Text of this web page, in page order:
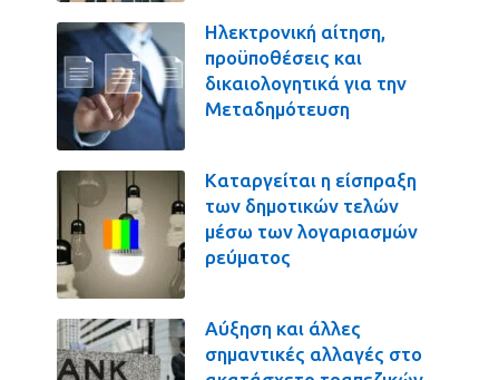
Ηλεκτρονική αίτηση,
προϋποθέσεις και
δικαιολογητικά για την
Μεταδημότευση
Καταργείται η είσπραξη
των δημοτικών τελών
μέσω των λογαριασμών
ρεύματος
Αύξηση και άλλες
σημαντικές αλλαγές στο